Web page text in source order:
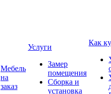
Мебель
на
заказ
Услуги
Замер
помещения
Сборка и
установка
Как